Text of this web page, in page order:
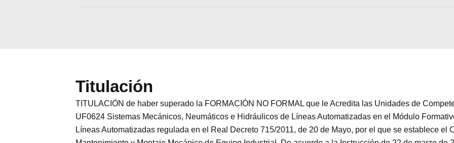
Titulación
TITULACIÓN de haber superado la FORMACIÓN NO FORMAL que le Acredita las Unidades de
UF0624 Sistemas Mecánicos, Neumáticos e Hidráulicos de Líneas Automatizadas en el Módulo
Líneas Automatizadas regulada en el Real Decreto 715/2011, de 20 de Mayo, por el que se establece el